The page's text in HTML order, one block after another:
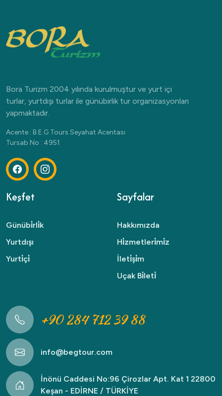
Bora Turizm 2004 yılında kurulmuştur ve yurt içi
turlar, yurtdışı turlar ile günübirlik tur organizasyonları
yapmaktadır.
Acente : B.E.G Tours Seyahat Acentası
Tursab No : 4951
Keşfet
Günübi̇rli̇k
Yurtdışı
Yurti̇çi̇
Sayfalar
Hakkımızda
Hi̇zmetleri̇mi̇z
İleti̇şi̇m
Uçak Bi̇leti̇
+90 284 712 39 88
info@begtour.com
İnönü Caddesi No:96 Çirozlar Apt. Kat 1 22800
Keşan - EDİRNE / TÜRKİYE